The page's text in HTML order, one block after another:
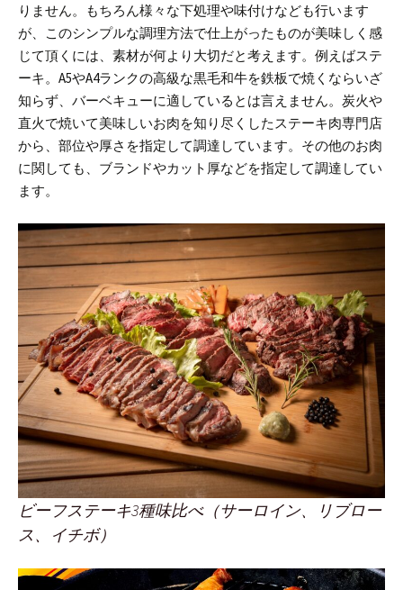
りません。
もちろん様々な下処理や味付けなども行います
が、このシンプルな調理方法で仕上がったものが美味しく感
じて頂くには、素材が何より大切だと考えます。 例えばステ
ーキ。 A5やA4ランクの高級な黒毛和牛を鉄板で焼くならいざ
知らず、バーベキューに適しているとは言えません。 炭火や
直火で焼いて美味しいお肉を知り尽くしたステーキ肉専門店
から、部位や厚さを指定して調達しています。 その他のお肉
に関しても、ブランドやカット厚などを指定して調達してい
ます。
ビーフステーキ3種味比べ（サーロイン、リブロー
ス、イチボ）